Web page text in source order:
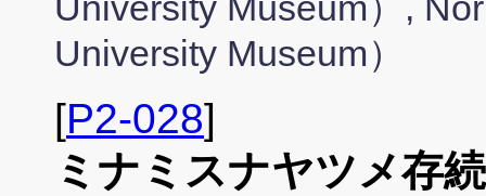
University Museum）
[P2-028]
ミナミスナヤツメ存